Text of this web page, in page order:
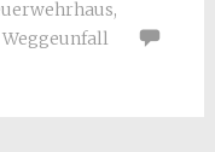
,
Weggeunfall